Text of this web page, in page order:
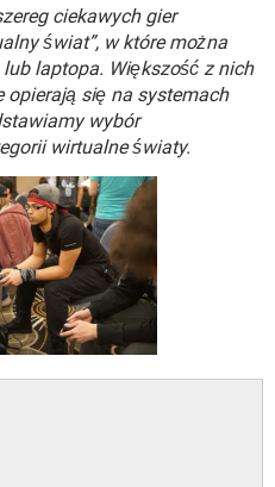
FACEBOOK
WHATSAPP
NETFLIX
FACEBOOK
TIKTOK
WHATSAPP
NETFLIX
FACEBOOK
ciekawych gier
świat”, w które można
laptopa. Większość z nich
opierają się na systemach
wybór
wirtualne światy.